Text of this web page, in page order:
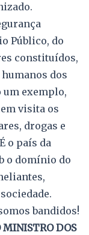
Público, do
constituídos,
dos
um exemplo,
visita os
drogas e
o país da
o domínio do
bandidos!
MINISTRO DOS